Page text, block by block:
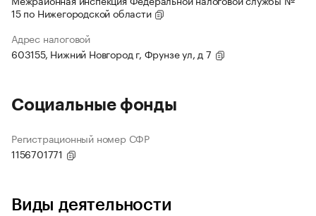
15 по Нижегородской области
Адрес налоговой
603155, Нижний Новгород г, Фрунзе ул, д 7
Социальные фонды
Регистрационный номер СФР
1156701771
Виды деятельности